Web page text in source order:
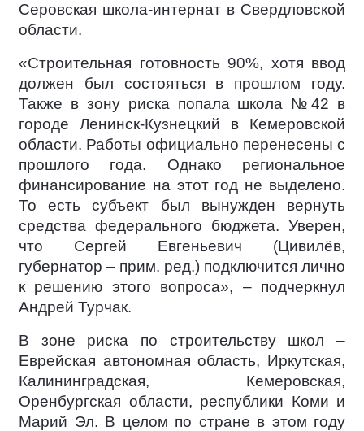
Серовская школа-интернат в Свердловской
области.
«Строительная готовность 90%, хотя ввод
должен был состояться в прошлом году.
Также в зону риска попала школа №42 в
городе Ленинск-Кузнецкий в Кемеровской
области. Работы официально перенесены с
прошлого года. Однако региональное
финансирование на этот год не выделено.
То есть субъект был вынужден вернуть
средства федерального бюджета. Уверен,
что Сергей Евгеньевич (Цивилёв,
губернатор – прим. ред.) подключится лично
к решению этого вопроса», – подчеркнул
Андрей Турчак.
В зоне риска по строительству школ –
Еврейская автономная область, Иркутская,
Калининградская, Кемеровская,
Оренбургская области, республики Коми и
Марий Эл. В целом по стране в этом году